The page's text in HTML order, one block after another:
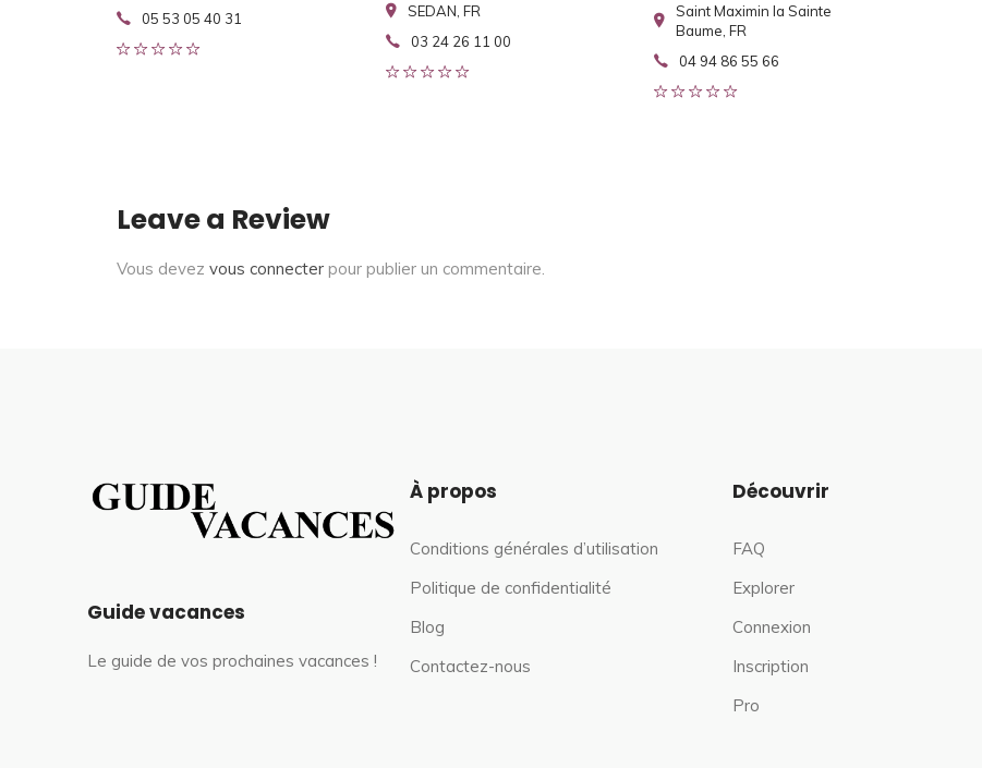
05 53 05 40 31
SEDAN, FR
03 24 26 11 00
Saint Maximin la Sainte
Baume, FR
04 94 86 55 66
Leave a Review
Vous devez vous connecter pour publier un commentaire.
Guide vacances
Le guide de vos prochaines vacances !
À propos
Conditions générales d’utilisation
Politique de confidentialité
Blog
Contactez-nous
Découvrir
FAQ
Explorer
Connexion
Inscription
Pro